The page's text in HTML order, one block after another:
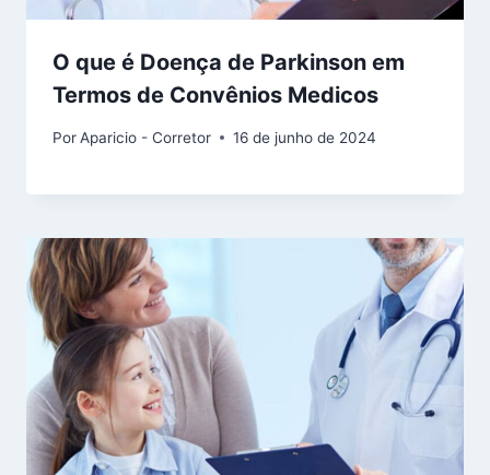
O que é Doença de Parkinson em
Termos de Convênios Medicos
PorAparicio - Corretor 16 de junho de 2024